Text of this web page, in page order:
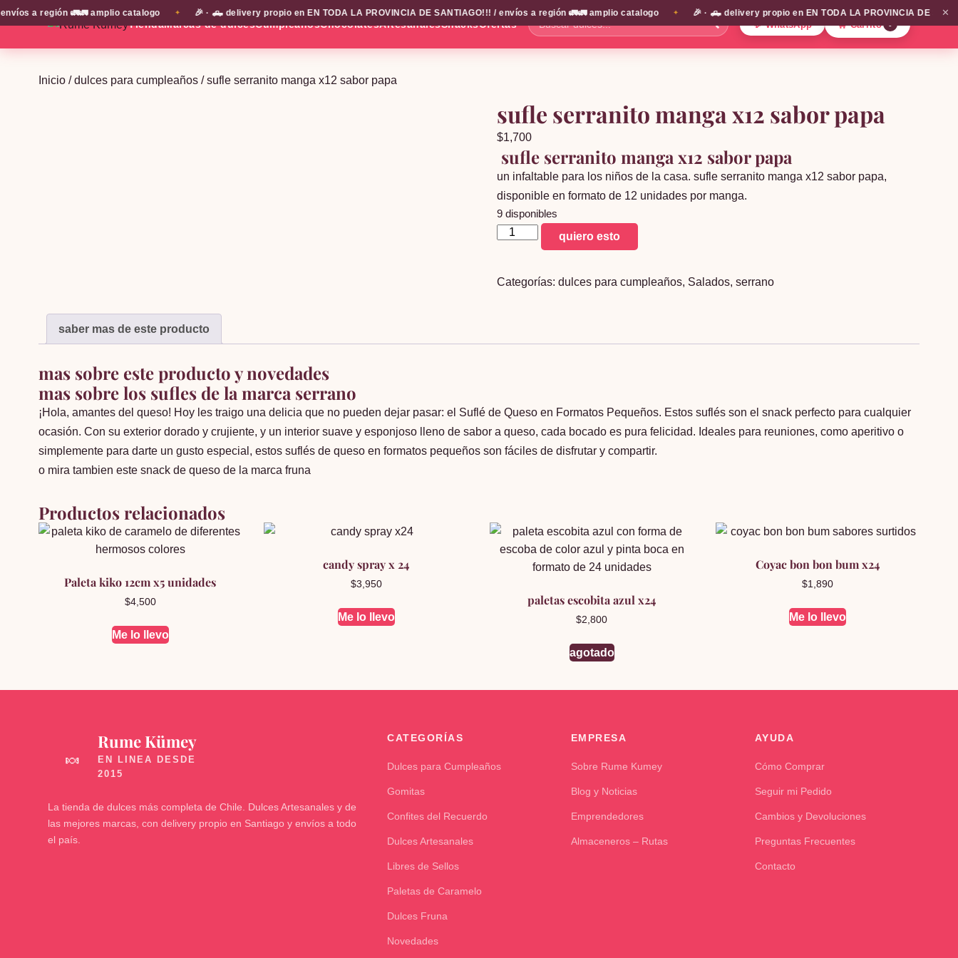
a región 🚛🚛 amplio catalogo ✦ 🎉 · 🛻 delivery propio en EN TODA LA PROVINCIA DE SANTIAGO!!! / envíos a región 🚛🚛 amplio catalogo ✦ 🎉 · 🛻 delivery propio en EN TODA LA PROVINCIA DE ✕
TiendaMarcas de dulcesCumpleañosChocolatesArtesanalesSnacksOfertas
Buscar
dulces...
🔍 💬 WhatsApp 🛒 Carrito
Inicio/dulces para cumpleaños/ sufle serranito manga x12 sabor papa
sufle serranito manga x12 sabor papa
$1,700
sufle serranito manga x12 sabor papa
un infaltable para los niños de la casa. sufle serranito manga x12 sabor papa,
disponible en formato de 12 unidades por manga.
9 disponibles
sufle
x12
quiero esto
Categorías: dulces para cumpleaños, Salados, serrano
saber mas de este producto
mas sobre este producto y novedades
mas sobre los sufles de la marca serrano
¡Hola, amantes del queso! Hoy les traigo una delicia que no pueden dejar pasar: el Suflé de Queso en Formatos Pequeños. Estos suflés son el snack perfecto para cualquier
ocasión. Con su exterior dorado y crujiente, y un interior suave y esponjoso lleno de sabor a queso, cada bocado es pura felicidad. Ideales para reuniones, como aperitivo o
simplemente para darte un gusto especial, estos suflés de queso en formatos pequeños son fáciles de disfrutar y compartir.
o mira tambien este snack de queso de la marca fruna
Productos relacionados
Paleta kiko 12cm x5 unidades
$4,500
Me lo llevo
candy spray x 24
$3,950
Me lo llevo
paletas escobita azul x24
$2,800
agotado
Coyac bon bon bum x24
$1,890
Me lo llevo
🍬
Rume Kümey
La tienda de dulces más completa de Chile. Dulces Artesanales y de
las mejores marcas, con delivery propio en Santiago y envíos a todo
el país.
CATEGORÍAS
Dulces para Cumpleaños
Gomitas
Confites del Recuerdo
Dulces Artesanales
Libres de Sellos
Paletas de Caramelo
Dulces Fruna
Novedades
EMPRESA
Sobre Rume Kumey
Blog y Noticias
Emprendedores
Almaceneros – Rutas
AYUDA
Cómo Comprar
Seguir mi Pedido
Cambios y Devoluciones
Preguntas Frecuentes
Contacto